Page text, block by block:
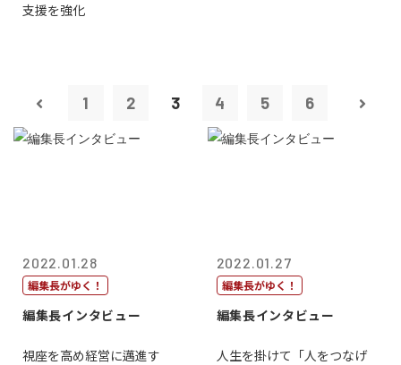
支援を強化
1 2 3 4 5 6
2022.01.28
編集長がゆく！
編集長インタビュー
視座を高め経営に邁進す
2022.01.27
編集長がゆく！
編集長インタビュー
人生を掛けて「人をつなげ